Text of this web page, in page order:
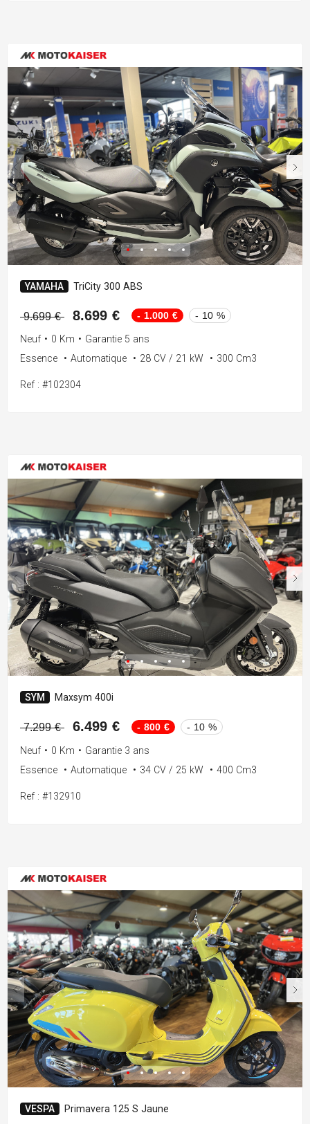
YAMAHA TriCity 300 ABS
9.699 € 8.699 € - 1.000 € - 10 %
Neuf • 0 Km • Garantie 5 ans
Essence
• Automatique • 28 CV / 21 kW • 300 Cm3
Ref : #102304
SYM Maxsym 400i
7.299 € 6.499 € - 800 € - 10 %
Neuf • 0 Km • Garantie 3 ans
Essence
• Automatique • 34 CV / 25 kW • 400 Cm3
Ref : #132910
VESPA Primavera 125 S Jaune